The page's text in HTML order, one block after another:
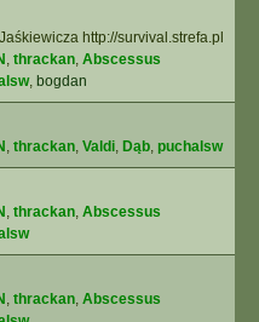
http://survival.strefa.pl
, thrackan, Abscessus
, bogdan
, thrackan, Valdi, Dąb, puchalsw
, thrackan, Abscessus
, thrackan, Abscessus